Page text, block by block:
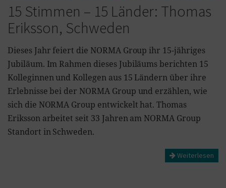
15 Stimmen – 15 Länder: Thomas
Eriksson, Schweden
Dieses Jahr feiert die NORMA Group ihr 15-jähriges
Jubiläum. Im Rahmen dieses Jubiläums berichten 15
Kolleginnen und Kollegen aus 15 Ländern über ihre
Erlebnisse bei der NORMA Group und erzählen, wie
sich die NORMA Group entwickelt hat. Thomas
Eriksson arbeitet seit 33 Jahren am NORMA Group
Standort in Schweden.
Weiterlesen